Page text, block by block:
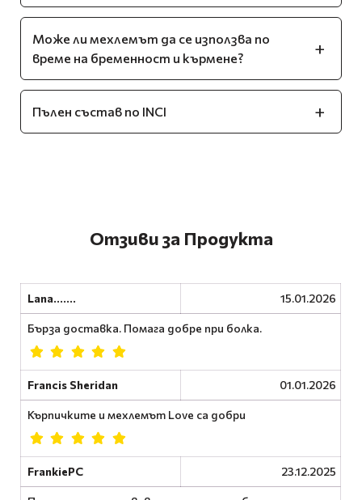
Може ли мехлемът да се използва по
време на бременност и кърмене?
Пълен състав по INCI
Отзиви за Продукта
Lana....... 15.01.2026
Бърза доставка. Помага добре при болка.
Francis Sheridan 01.01.2026
Кърпичките и мехлемът Love са добри
FrankiePC 23.12.2025